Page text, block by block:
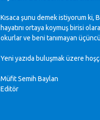
Kısaca şunu demek istiyorum ki,
hayatını ortaya koymuş birisi
okurlar ve beni tanımayan
Yeni yazıda buluşmak üzere
Müfit Semih Baylan
Editör